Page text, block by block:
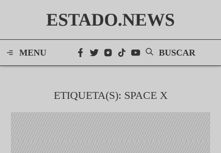
ESTADO.NEWS
MENU BUSCAR
ETIQUETA(S): SPACE X